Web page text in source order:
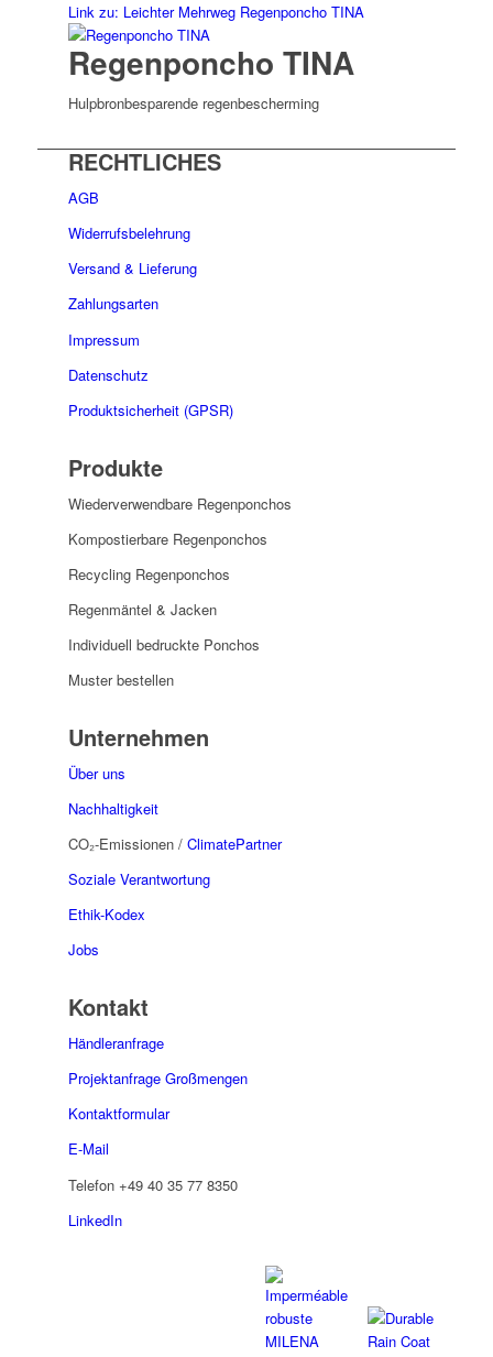
Link zu: Leichter Mehrweg Regenponcho TINA
Regenponcho TINA
Hulpbronbesparende regenbescherming
RECHTLICHES
AGB
Widerrufsbelehrung
Versand & Lieferung
Zahlungsarten
Impressum
Datenschutz
Produktsicherheit (GPSR)
Produkte
Wiederverwendbare Regenponchos
Kompostierbare Regenponchos
Recycling Regenponchos
Regenmäntel & Jacken
Individuell bedruckte Ponchos
Muster bestellen
Unternehmen
Über uns
Nachhaltigkeit
CO₂-Emissionen /ClimatePartner
Soziale Verantwortung
Ethik-Kodex
Jobs
Kontakt
Händleranfrage
Projektanfrage Großmengen
Kontaktformular
E-Mail
Telefon +49 40 35 77 8350
LinkedIn